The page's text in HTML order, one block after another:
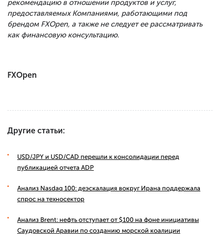
рекомендацию в отношении продуктов и услуг,
предоставляемых Компаниями, работающими под
брендом FXOpen, а также не следует ее рассматривать
как финансовую консультацию.
FXOpen
Другие статьи:
USD/JPY и USD/CAD перешли к консолидации перед
публикацией отчета ADP
Анализ Nasdaq 100: деэскалация вокруг Ирана поддержала
спрос на техносектор
Анализ Brent: нефть отступает от $100 на фоне инициативы
Саудовской Аравии по созданию морской коалиции